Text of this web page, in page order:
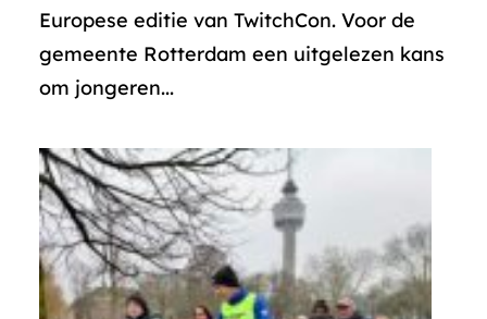
Europese editie van TwitchCon. Voor de
gemeente Rotterdam een uitgelezen kans
om jongeren...